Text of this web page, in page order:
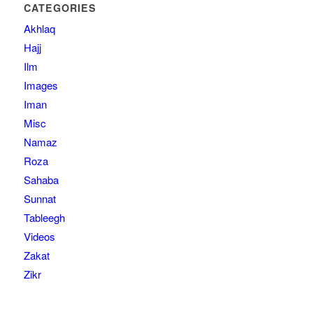
CATEGORIES
Akhlaq
Hajj
Ilm
Images
Iman
Misc
Namaz
Roza
Sahaba
Sunnat
Tableegh
Videos
Zakat
Zikr